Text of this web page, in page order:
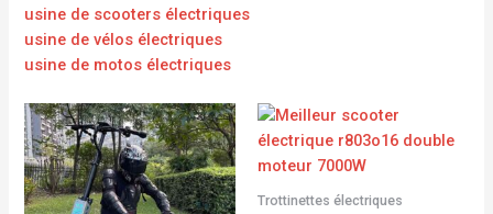
usine de scooters électriques
usine de vélos électriques
usine de motos électriques
Trottinettes électriques